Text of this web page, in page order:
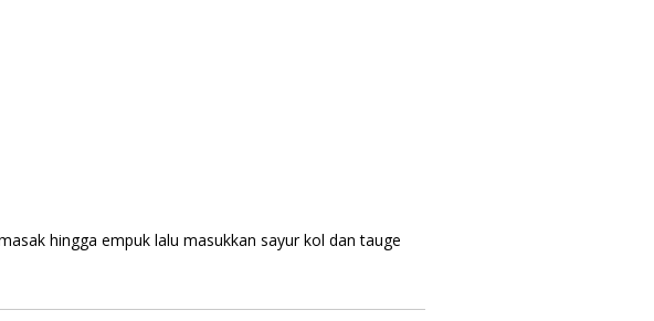
hingga empuk lalu masukkan sayur kol dan tauge